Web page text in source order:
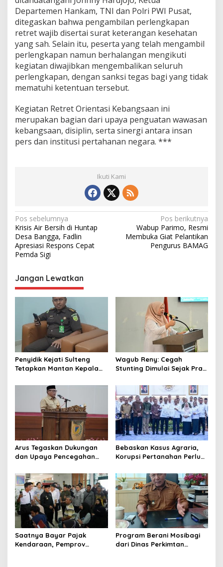
Departemen Hankam, TNI dan Polri PWI Pusat,
ditegaskan bahwa pengambilan perlengkapan
retret wajib disertai surat keterangan kesehatan
yang sah. Selain itu, peserta yang telah mengambil
perlengkapan namun berhalangan mengikuti
kegiatan diwajibkan mengembalikan seluruh
perlengkapan, dengan sanksi tegas bagi yang tidak
mematuhi ketentuan tersebut.
Kegiatan Retret Orientasi Kebangsaan ini
merupakan bagian dari upaya penguatan wawasan
kebangsaan, disiplin, serta sinergi antara insan
pers dan institusi pertahanan negara. ***
Ikuti Kami
N
a
v
g
a
p
o
s
Pos sebelumnya
Krisis Air Bersih di Huntap
Desa Bangga, Fadlin
Apresiasi Respons Cepat
Pemda Sigi
Pos berikutnya
Wabup Parimo, Resmi
Membuka Giat Pelantikan
Pengurus BAMAG
Jangan Lewatkan
Penyidik Kejati Sulteng
Tetapkan Mantan Kepala
Donggala Sebagai
Tersangka Dugaan Korupsi
Pemungutan Pajak
Pertambangan
Wagub Reny: Cegah
Stunting Dimulai Sejak Pra
Tombak di Masyarakat
Arus Tegaskan Dukungan
dan Upaya Pencegahan
Korupsi
Bebaskan Kasus Agraria,
Korupsi Pertanahan Perlu
Gandeng KPK-ATR/BPN
Saatnya Bayar Pajak
Kendaraan, Pemprov
Program Berani Mosibagi
dari Dinas Perkimtan